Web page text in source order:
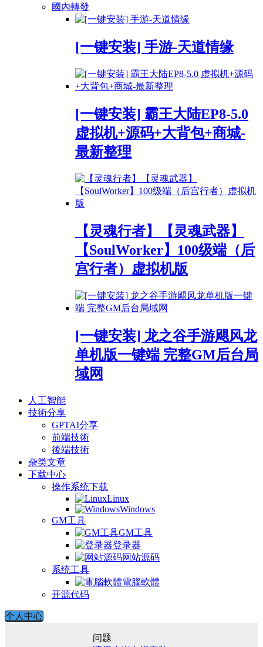
國內轉發
[一键安装] 手游-天道情缘
[一键安装] 霸王大陆EP8-5.0
虚拟机+源码+大背包+商城-
最新整理
【灵魂行者】【灵魂武器】
【SoulWorker】100级端（后
宫行者）虚拟机版
[一键安装] 龙之谷手游飓风龙
单机版一键端 完整GM后台局
域网
人工智能
技術分享
GPTAI分享
前端技術
後端技術
杂类文章
下载中心
操作系统下载
Linux
Windows
GM工具
GM工具
登录器
网站源码
系统工具
電腦軟體
开源代码
个人中心
问题